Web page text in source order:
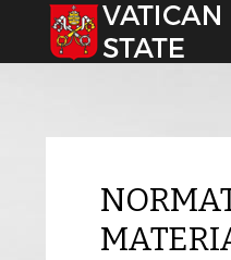
Select your language